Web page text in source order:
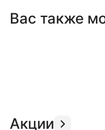
Вас также
Акции